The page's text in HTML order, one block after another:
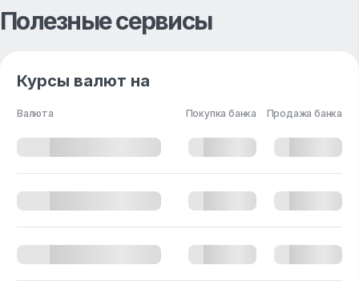
Полезные сервисы
Курсы валют на
Валюта Покупка банка Продажа банка